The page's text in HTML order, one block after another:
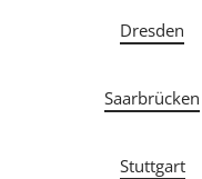
Dresden
Saarbrücken
Stuttgart